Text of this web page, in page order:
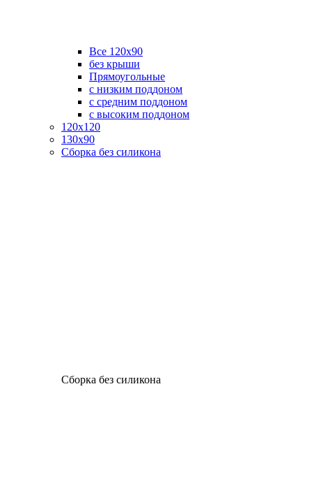
Все 120х90
без крыши
Прямоугольные
с низким поддоном
с средним поддоном
с высоким поддоном
120х120
130х90
Сборка без силикона
Сборка без силикона